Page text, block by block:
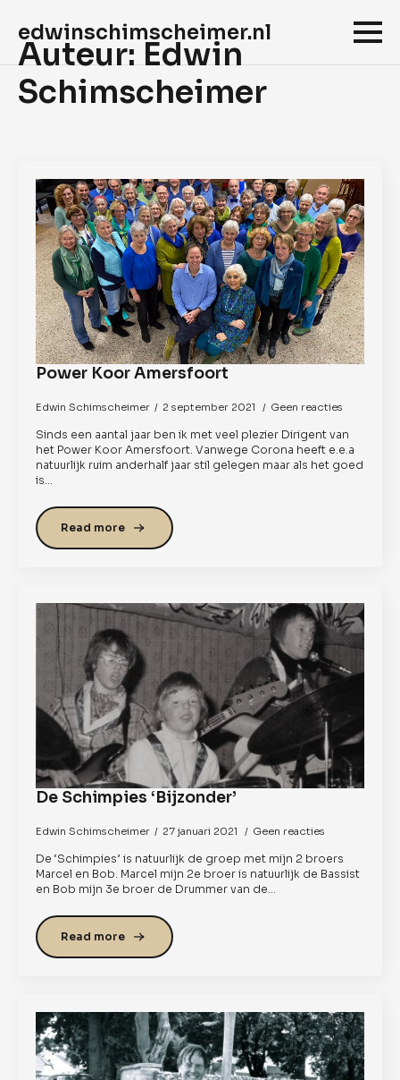
edwinschimscheimer.nl
Auteur:Edwin
Schimscheimer
Power Koor Amersfoort
Edwin Schimscheimer 2 september 2021 Geen reacties
Sinds een aantal jaar ben ik met veel plezier Dirigent van
het Power Koor Amersfoort. Vanwege Corona heeft e.e.a
natuurlijk ruim anderhalf jaar stil gelegen maar als het goed
is…
Read more
De Schimpies ‘Bijzonder’
Edwin Schimscheimer 27 januari 2021 Geen reacties
De ‘Schimpies’ is natuurlijk de groep met mijn 2 broers
Marcel en Bob. Marcel mijn 2e broer is natuurlijk de Bassist
en Bob mijn 3e broer de Drummer van de…
Read more